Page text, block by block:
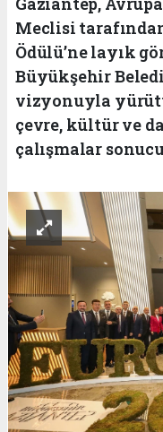
Meclisi
Ödülü’ne layık
Büyükşehir
vizyonuyla
çevre, kültür ve
çalışmalar